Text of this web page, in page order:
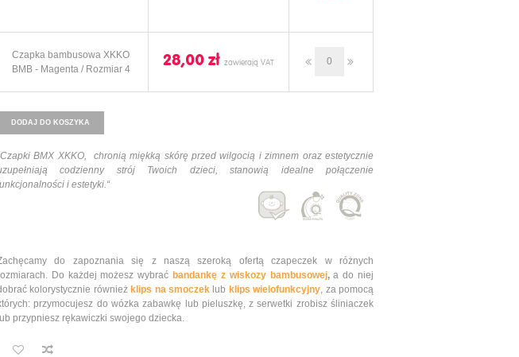
Czapka bambusowa XKKO
BMB - Magenta / Rozmiar 4
28,00 ‎zł
DODAJ DO KOSZYKA
BMX XKKO, chronią miękką skórę przed wilgocią i zimnem oraz estetycznie
codzienny strój Twoich dzieci, stanowią idealne połączenie
i estetyki.“
do zapoznania się z naszą szeroką ofertą czapeczek w różnych
Do każdej możesz wybrać bandankę z wiskozy bambusowej,a do niej
kolorystycznie również klips na smoczek lub klips wielofunkcyjny, za pomocą
przymocujesz do wózka zabawkę lub pieluszkę, z serwetki zrobisz śliniaczek
lub przypniesz rękawiczki swojego dziecka.